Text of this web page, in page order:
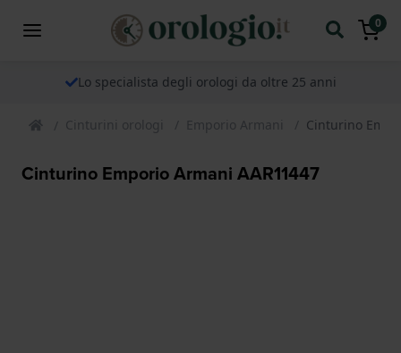
0
Lo specialista degli orologi da oltre 25 anni
Cinturini orologi Emporio Armani Cinturino
Cinturino Emporio Armani AAR11447